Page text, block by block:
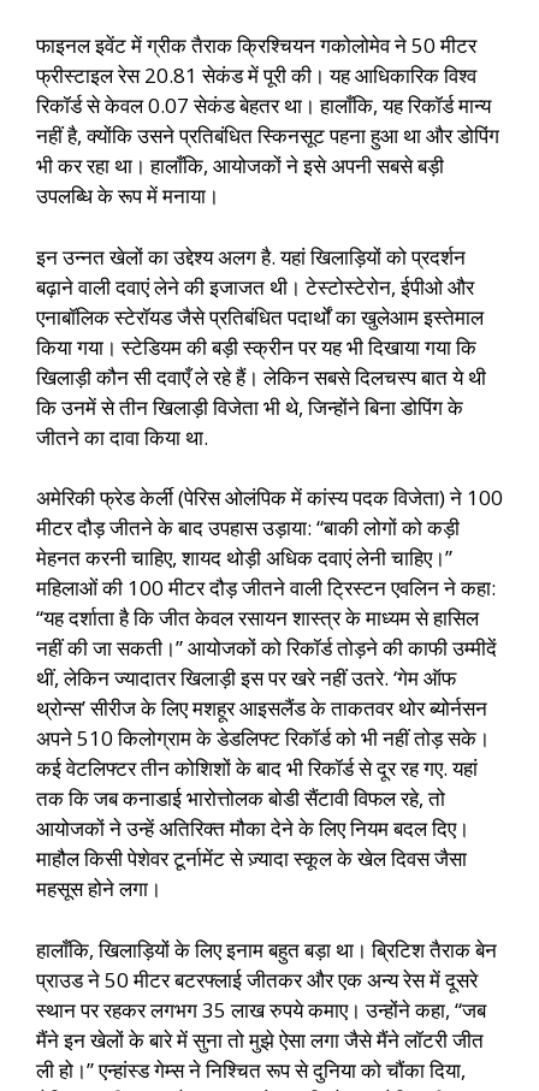
फाइनल इवेंट में ग्रीक तैराक क्रिश्चियन गकोलोमेव ने 50 मीटर
फ्रीस्टाइल रेस 20.81 सेकंड में पूरी की। यह आधिकारिक विश्व
रिकॉर्ड से केवल 0.07 सेकंड बेहतर था। हालाँकि, यह रिकॉर्ड मान्य
नहीं है, क्योंकि उसने प्रतिबंधित स्किनसूट पहना हुआ था और डोपिंग
भी कर रहा था। हालाँकि, आयोजकों ने इसे अपनी सबसे बड़ी
उपलब्धि के रूप में मनाया।
इन उन्नत खेलों का उद्देश्य अलग है. यहां खिलाड़ियों को प्रदर्शन
बढ़ाने वाली दवाएं लेने की इजाजत थी। टेस्टोस्टेरोन, ईपीओ और
एनाबॉलिक स्टेरॉयड जैसे प्रतिबंधित पदार्थों का खुलेआम इस्तेमाल
किया गया। स्टेडियम की बड़ी स्क्रीन पर यह भी दिखाया गया कि
खिलाड़ी कौन सी दवाएँ ले रहे हैं। लेकिन सबसे दिलचस्प बात ये थी
कि उनमें से तीन खिलाड़ी विजेता भी थे, जिन्होंने बिना डोपिंग के
जीतने का दावा किया था.
अमेरिकी फ्रेड केर्ली (पेरिस ओलंपिक में कांस्य पदक विजेता) ने 100
मीटर दौड़ जीतने के बाद उपहास उड़ाया: “बाकी लोगों को कड़ी
मेहनत करनी चाहिए, शायद थोड़ी अधिक दवाएं लेनी चाहिए।”
महिलाओं की 100 मीटर दौड़ जीतने वाली ट्रिस्टन एवलिन ने कहा:
“यह दर्शाता है कि जीत केवल रसायन शास्त्र के माध्यम से हासिल
नहीं की जा सकती।” आयोजकों को रिकॉर्ड तोड़ने की काफी उम्मीदें
थीं, लेकिन ज्यादातर खिलाड़ी इस पर खरे नहीं उतरे. ‘गेम ऑफ
थ्रोन्स’ सीरीज के लिए मशहूर आइसलैंड के ताकतवर थोर ब्योर्नसन
अपने 510 किलोग्राम के डेडलिफ्ट रिकॉर्ड को भी नहीं तोड़ सके।
कई वेटलिफ्टर तीन कोशिशों के बाद भी रिकॉर्ड से दूर रह गए. यहां
तक ​​कि जब कनाडाई भारोत्तोलक बोडी सैंटावी विफल रहे, तो
आयोजकों ने उन्हें अतिरिक्त मौका देने के लिए नियम बदल दिए।
माहौल किसी पेशेवर टूर्नामेंट से ज़्यादा स्कूल के खेल दिवस जैसा
महसूस होने लगा।
हालाँकि, खिलाड़ियों के लिए इनाम बहुत बड़ा था। ब्रिटिश तैराक बेन
प्राउड ने 50 मीटर बटरफ्लाई जीतकर और एक अन्य रेस में दूसरे
स्थान पर रहकर लगभग 35 लाख रुपये कमाए। उन्होंने कहा, “जब
मैंने इन खेलों के बारे में सुना तो मुझे ऐसा लगा जैसे मैंने लॉटरी जीत
ली हो।” एन्हांस्ड गेम्स ने निश्चित रूप से दुनिया को चौंका दिया,